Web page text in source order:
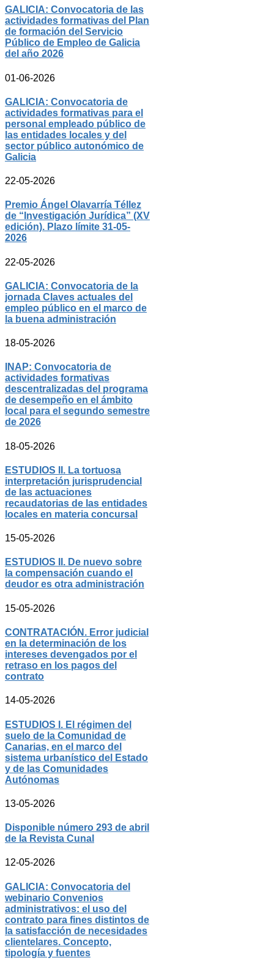
GALICIA: Convocatoria de las
actividades formativas del Plan
de formación del Servicio
Público de Empleo de Galicia
del año 2026
01-06-2026
GALICIA: Convocatoria de
actividades formativas para el
personal empleado público de
las entidades locales y del
sector público autonómico de
Galicia
22-05-2026
Premio Ángel Olavarría Téllez
de “Investigación Jurídica” (XV
edición). Plazo límite 31-05-
2026
22-05-2026
GALICIA: Convocatoria de la
jornada Claves actuales del
empleo público en el marco de
la buena administración
18-05-2026
INAP: Convocatoria de
actividades formativas
descentralizadas del programa
de desempeño en el ámbito
local para el segundo semestre
de 2026
18-05-2026
ESTUDIOS II. La tortuosa
interpretación jurisprudencial
de las actuaciones
recaudatorias de las entidades
locales en materia concursal
15-05-2026
ESTUDIOS II. De nuevo sobre
la compensación cuando el
deudor es otra administración
15-05-2026
CONTRATACIÓN. Error judicial
en la determinación de los
intereses devengados por el
retraso en los pagos del
contrato
14-05-2026
ESTUDIOS I. El régimen del
suelo de la Comunidad de
Canarias, en el marco del
sistema urbanístico del Estado
y de las Comunidades
Autónomas
13-05-2026
Disponible número 293 de abril
de la Revista Cunal
12-05-2026
GALICIA: Convocatoria del
webinario Convenios
administrativos: el uso del
contrato para fines distintos de
la satisfacción de necesidades
clientelares. Concepto,
tipología y fuentes